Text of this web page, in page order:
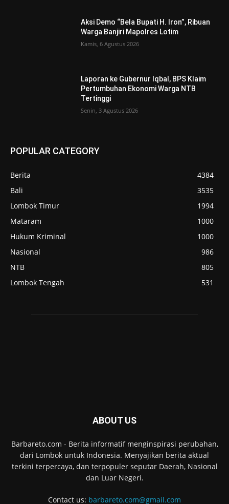
Aksi Demo “Bela Bupati H. Iron”, Ribuan
Warga Banjiri Mapolres Lotim
Kamis, 6 Agustus 2026
Laporan ke Gubernur Iqbal, BPS Klaim
Pertumbuhan Ekonomi Warga NTB
Tertinggi
Senin, 3 Agustus 2026
POPULAR CATEGORY
Berita
4384
Bali
3535
Lombok Timur
1994
Mataram
1000
Hukum Kriminal
1000
Nasional
986
NTB
805
Lombok Tengah
531
ABOUT US
Barbareto.com - Berita informatif menginspirasi perubahan,
dari Lombok untuk Indonesia. Menyajikan berita aktual
terkini terpercaya, dan terpopuler seputar Daerah, Nasional
dan Luar Negeri.
Contact us: barbareto.com@gmail.com